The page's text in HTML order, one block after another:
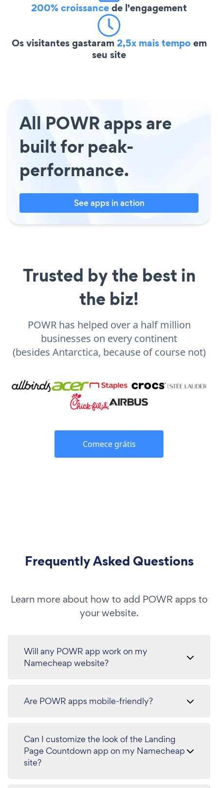
200% croissancede l'engagement
Os visitantes gastaram2,5x mais tempoem
seu site
All POWR apps are
built for peak-
performance.
See apps in action
Trusted by the best in
the biz!
POWR has helped over a half million
businesses on every continent
(besides Antarctica, because of course not)
Comece grátis
Frequently Asked Questions
Learn more about how to add POWR apps to
your website.
Will any POWR app work on my
Namecheap website?
Are POWR apps mobile-friendly?
Can I customize the look of the Landing
Page Countdown app on my Namecheap
site?